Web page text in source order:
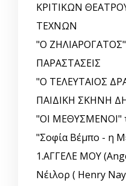
ΚΡΙΤΙΚΩΝ
ΤΕΧΝΩΝ
"Ο
ΠΑΡΑΣΤΑΣΕΙΣ
"Ο ΤΕΛΕΥΤΑΙΟΣ
ΠΑΙΔΙΚΗ ΣΚΗΝΗ
"ΟΙ ΜΕΘΥΣΜΕΝΟΙ"
"Σοφία Βέμπο - η
1.ΑΓΓΕΛΕ ΜΟΥ
Νέιλορ ( Henry